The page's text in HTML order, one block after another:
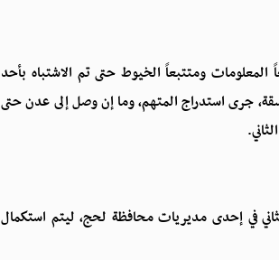
ومتتبعاً الخيوط حتى تم الاشتباه بأحد
جرى استدراج المتهم، وما إن وصل إلى عدن حتى
في إحدى مديريات محافظة لحج، ليتم استكمال